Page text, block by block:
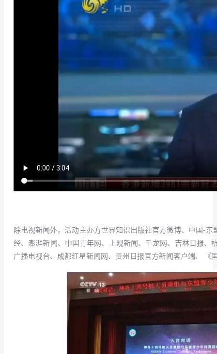
除电视新闻外，活动主办方世界知识出版社官方微博、中国-
经、澎湃新闻、中国青年网、上观新闻、千龙网、吉林日报
广播电视台、成都红星新闻网、贵州日报官方新闻客户端、